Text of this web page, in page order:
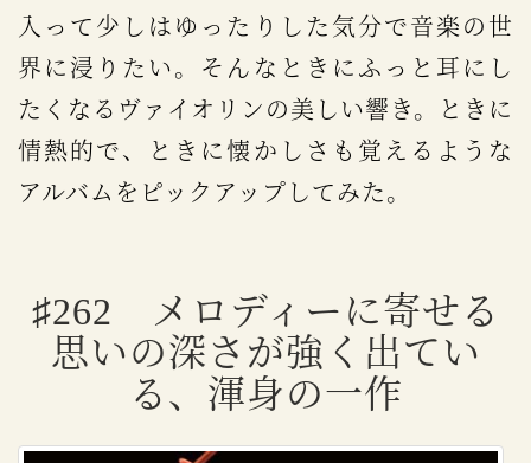
入って少しはゆったりした気分で音楽の世
界に浸りたい。そんなときにふっと耳にし
たくなるヴァイオリンの美しい響き。ときに
情熱的で、ときに懐かしさも覚えるような
アルバムをピックアップしてみた。
♯262 メロディーに寄せる
思いの深さが強く出てい
る、渾身の一作